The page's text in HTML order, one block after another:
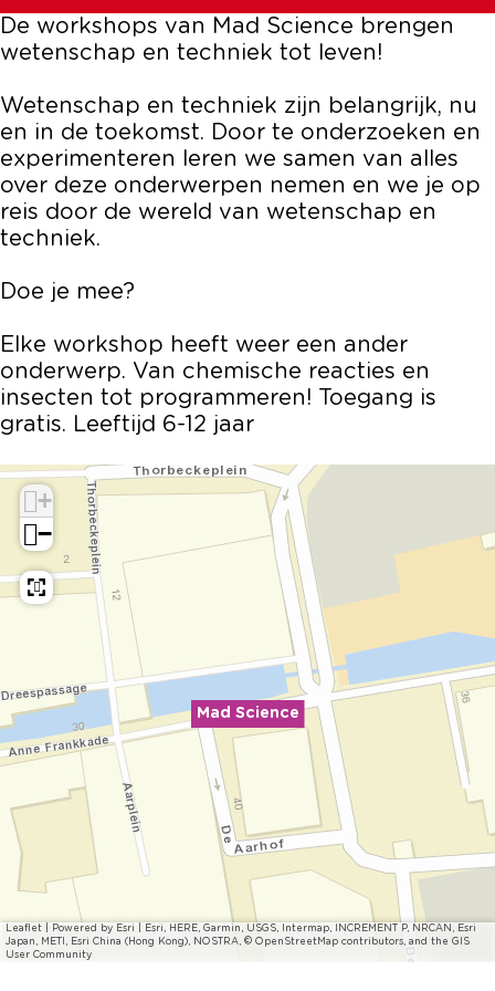
c
e
n
c
e
n
e
De workshops van Mad Science brengen
wetenschap en techniek tot leven!
Wetenschap en techniek zijn belangrijk, nu
en in de toekomst. Door te onderzoeken en
experimenteren leren we samen van alles
over deze onderwerpen nemen en we je op
reis door de wereld van wetenschap en
techniek.
Doe je mee?
Elke workshop heeft weer een ander
onderwerp. Van chemische reacties en
insecten tot programmeren! Toegang is
gratis. Leeftijd 6-12 jaar
Mad Science
+
−
Leaflet
Powered by Esri | Esri, HERE, Garmin, USGS, Intermap, INCREMENT P, NRCAN, Esri
Japan, METI, Esri China (Hong Kong), NOSTRA, © OpenStreetMap contributors, and the GIS
User Community